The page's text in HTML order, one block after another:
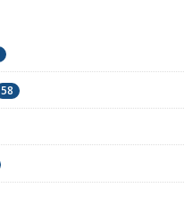
58